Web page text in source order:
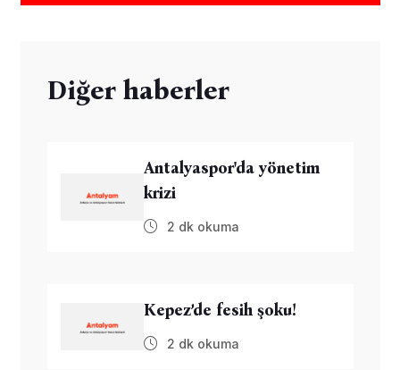
Diğer haberler
Antalyaspor'da yönetim
krizi
2 dk okuma
Kepez’de fesih şoku!
2 dk okuma